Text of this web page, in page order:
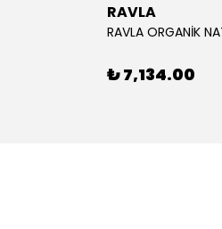
RAVLA
₺ 7,134.00